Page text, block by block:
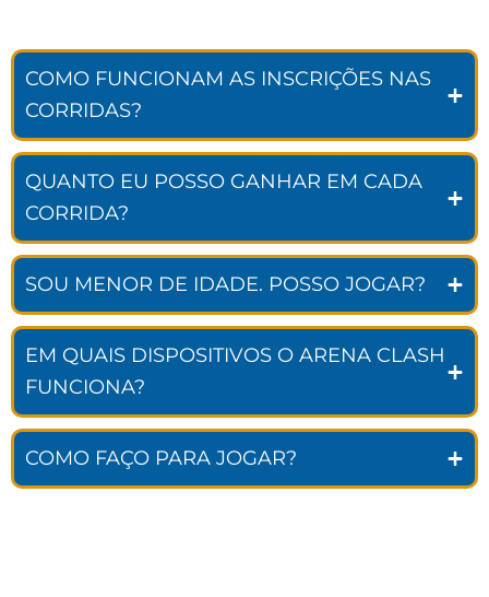
COMO FUNCIONAM AS INSCRIÇÕES NAS
CORRIDAS?
QUANTO EU POSSO GANHAR EM CADA
CORRIDA?
SOU MENOR DE IDADE. POSSO JOGAR?
EM QUAIS DISPOSITIVOS O ARENA CLASH
FUNCIONA?
COMO FAÇO PARA JOGAR?